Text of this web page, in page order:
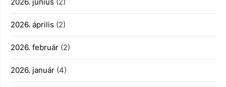
2026. április (2)
2026. február (2)
2026. január (4)